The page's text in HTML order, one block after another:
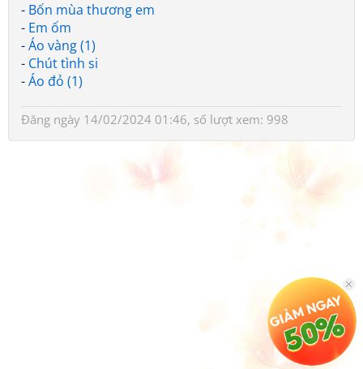
- Bốn mùa thương em
- Em ốm
-Áo vàng (1)
- Chút tình si
-Áo đỏ (1)
Đăng ngày 14/02/2024 01:46, số lượt xem: 998